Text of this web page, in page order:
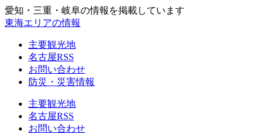
愛知・三重・岐阜の情報を掲載しています
東海エリアの情報
主要観光地
名古屋RSS
お問い合わせ
防災・災害情報
主要観光地
名古屋RSS
お問い合わせ